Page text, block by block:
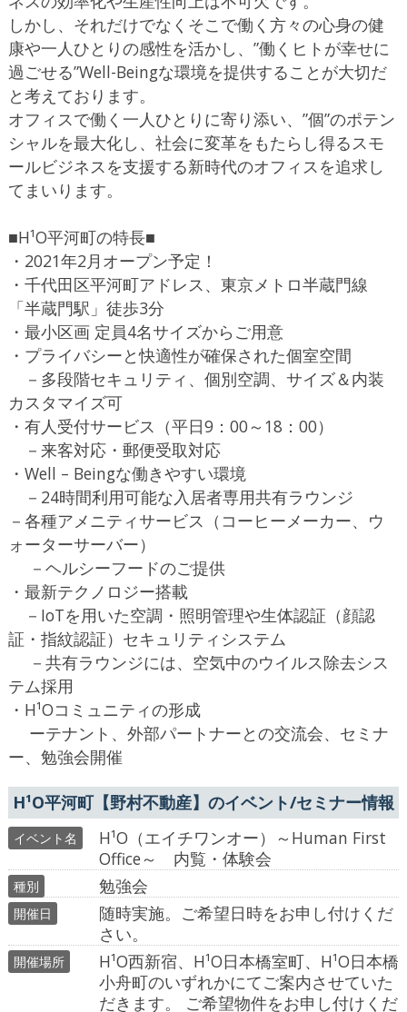
しかし、それだけでなくそこで働く方々の心身の健
康や一人ひとりの感性を活かし、”働くヒトが幸せに
過ごせる”Well-Beingな環境を提供することが大切だ
と考えております。
オフィスで働く一人ひとりに寄り添い、”個”のポテン
シャルを最大化し、社会に変革をもたらし得るスモ
ールビジネスを支援する新時代のオフィスを追求し
てまいります。
■H¹O平河町の特長■
・2021年2月オープン予定！
・千代田区平河町アドレス、東京メトロ半蔵門線
「半蔵門駅」徒歩3分
・最小区画 定員4名サイズからご用意
・プライバシーと快適性が確保された個室空間
－多段階セキュリティ、個別空調、サイズ＆内装
カスタマイズ可
・有人受付サービス（平日9：00～18：00）
－来客対応・郵便受取対応
・Well – Beingな働きやすい環境
－24時間利用可能な入居者専用共有ラウンジ
－各種アメニティサービス（コーヒーメーカー、ウ
ォーターサーバー）
－ヘルシーフードのご提供
・最新テクノロジー搭載
－IoTを用いた空調・照明管理や生体認証（顔認
証・指紋認証）セキュリティシステム
－共有ラウンジには、空気中のウイルス除去シス
テム採用
・H¹Oコミュニティの形成
ーテナント、外部パートナーとの交流会、セミナ
ー、勉強会開催
H¹O平河町【野村不動産】のイベント/セミナー情報
イベント名
H¹O（エイチワンオー）～Human First
Office～　内覧・体験会
種別 勉強会
開催日
随時実施。ご希望日時をお申し付けくだ
さい。
開催場所
H¹O西新宿、H¹O日本橋室町、H¹O日本橋
小舟町のいずれかにてご案内させていた
だきます。 ご希望物件をお申し付けくだ